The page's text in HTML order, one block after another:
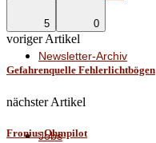
Newsletter-Archiv
Jobs
5 0
voriger Artikel
Gefahrenquelle Fehlerlichtbögen
nächster Artikel
Fronius Ohmpilot